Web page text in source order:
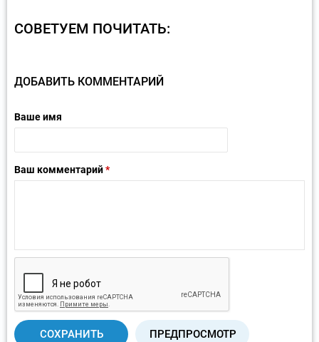
СОВЕТУЕМ ПОЧИТАТЬ:
ДОБАВИТЬ КОММЕНТАРИЙ
Ваше имя
Ваш комментарий*